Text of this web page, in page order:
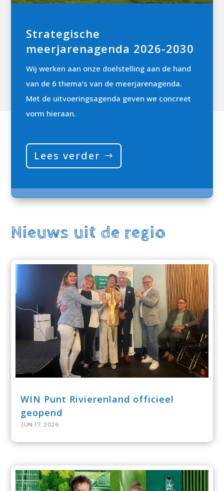
Strategische
meerjarenagenda 2026-2030
Wij werken aan onze doelstelling aan de hand
van de 6 thema’s van de meerjarenagenda.
Met de uitvoeringsagenda geven we concreet
vorm hieraan.
Lees verder
Nieuws uit de regio
WIN Punt Rivierenland officieel
geopend
JUN 17, 2026